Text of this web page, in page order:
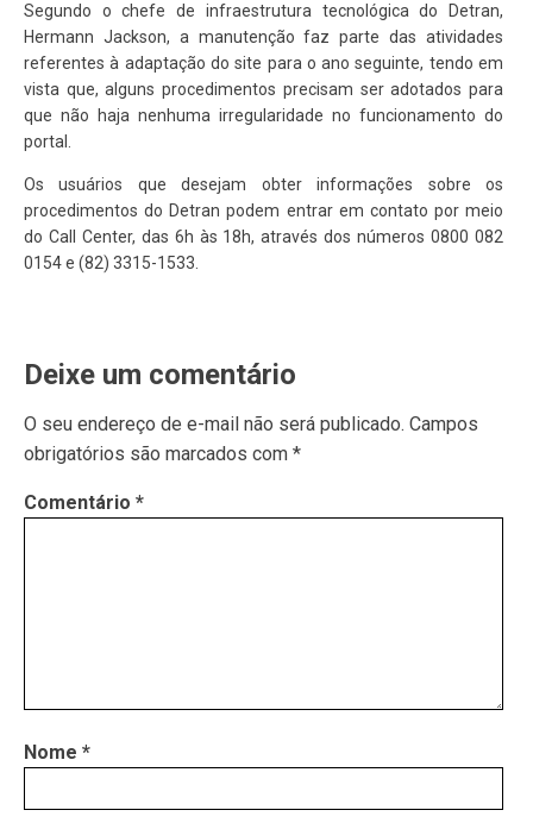
Segundo o chefe de infraestrutura tecnológica do Detran,
Hermann Jackson, a manutenção faz parte das atividades
referentes à adaptação do site para o ano seguinte, tendo em
vista que, alguns procedimentos precisam ser adotados para
que não haja nenhuma irregularidade no funcionamento do
portal.
Os usuários que desejam obter informações sobre os
procedimentos do Detran podem entrar em contato por meio
do Call Center, das 6h às 18h, através dos números 0800 082
0154 e (82) 3315-1533.
Deixe um comentário
O seu endereço de e-mail não será publicado. Campos
obrigatórios são marcados com *
Comentário *
Nome *